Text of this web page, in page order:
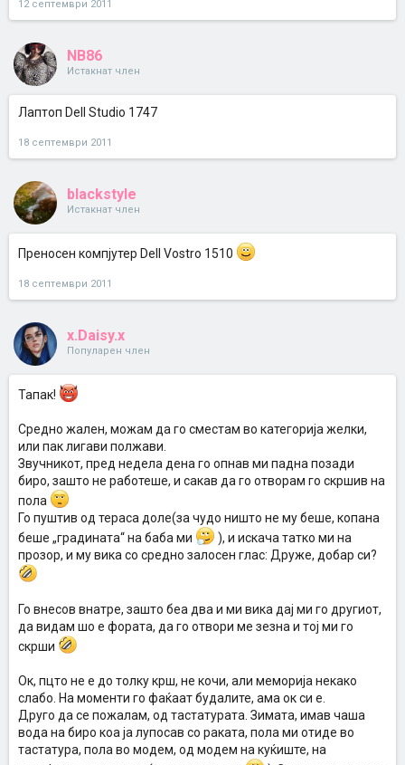
12 септември 2011
NB86
Истакнат член
Лаптоп Dell Studio 1747
18 септември 2011
blackstyle
Истакнат член
Преносен компјутер Dell Vostro 1510
18 септември 2011
x.Daisy.x
Популарен член
Тапак!
Средно жален, можам да го сместам во категорија желки,
или пак лигави полжави.
Звучникот, пред недела дена го опнав ми падна позади
биро, зашто не работеше, и сакав да го отворам го скршив на
пола
Го пуштив од тераса доле(за чудо ништо не му беше, копана
беше „градината“ на баба ми
), и искача татко ми на
прозор, и му вика со средно залосен глас: Друже, добар си?
Го внесов внатре, зашто беа два и ми вика дај ми го другиот,
да видам шо е фората, да го отвори ме зезна и тој ми го
скрши
Ок, пцто не е до толку крш, не кочи, али меморија некако
слабо. На моменти го фаќаат будалите, ама ок си е.
Друго да се пожалам, од тастатурата. Зимата, имав чаша
вода на биро коа ја лупосав со раката, пола ми отиде во
тастатура, пола во модем, од модем на куќиште, на